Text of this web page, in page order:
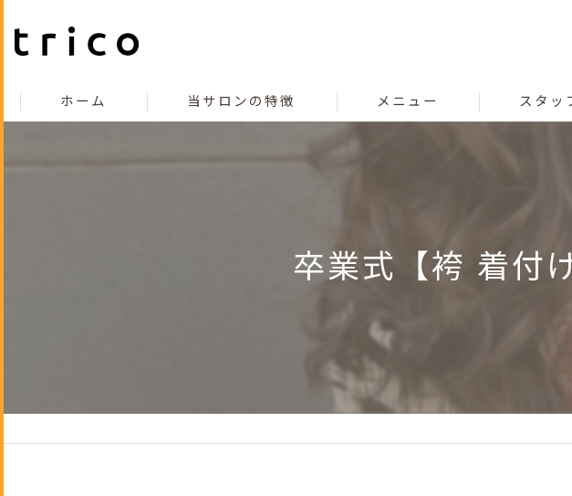
ホーム 当サロンの特徴
ヘッドスパ
メニュー スタッ
卒業式【袴 着